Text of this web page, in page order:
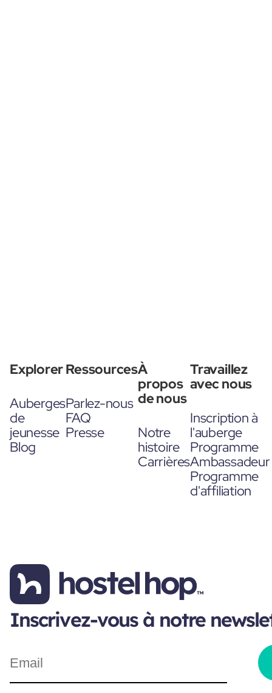
Explorer
Auberges
de
jeunesse
Blog
Ressources
Parlez-nous
FAQ
Presse
À
propos
de nous
Notre
histoire
Carrières
Travaillez
avec nous
Inscription à
l'auberge
Programme
Ambassadeur
Programme
d'affiliation
Inscrivez-vous à notre